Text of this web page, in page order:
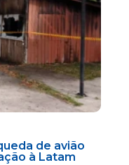
de avião
à Latam